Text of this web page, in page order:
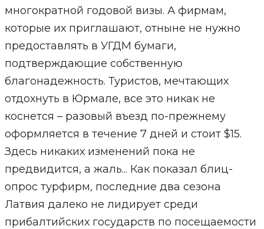
многократной годовой визы. А фирмам,
которые их приглашают, отныне не нужно
предоставлять в УГДМ бумаги,
подтверждающие собственную
благонадежность. Туристов, мечтающих
отдохнуть в Юрмале, все это никак не
коснется – разовый въезд по-прежнему
оформляется в течение 7 дней и стоит $15.
Здесь никаких изменений пока не
предвидится, а жаль... Как показал блиц-
опрос турфирм, последние два сезона
Латвия далеко не лидирует среди
прибалтийских государств по посещаемости